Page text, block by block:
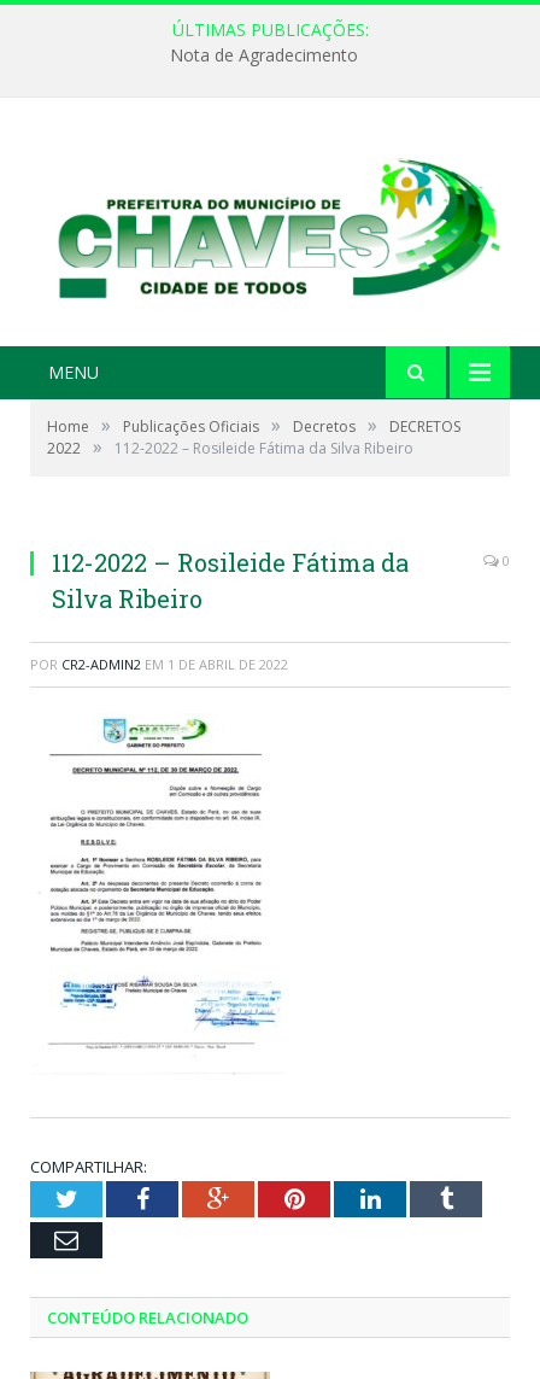
ÚLTIMAS PUBLICAÇÕES:
Nota de Agradecimento
MENU
Home » Publicações Oficiais » Decretos »
DECRETOS
2022 » 112-2022 – Rosileide Fátima da Silva Ribeiro
112-2022 – Rosileide Fátima da
Silva Ribeiro
0
POR CR2-ADMIN2 EM 1 DE ABRIL DE 2022
COMPARTILHAR:
TwitterFacebookGoogle+PinterestLinkedInTumblr
Email
CONTEÚDO RELACIONADO